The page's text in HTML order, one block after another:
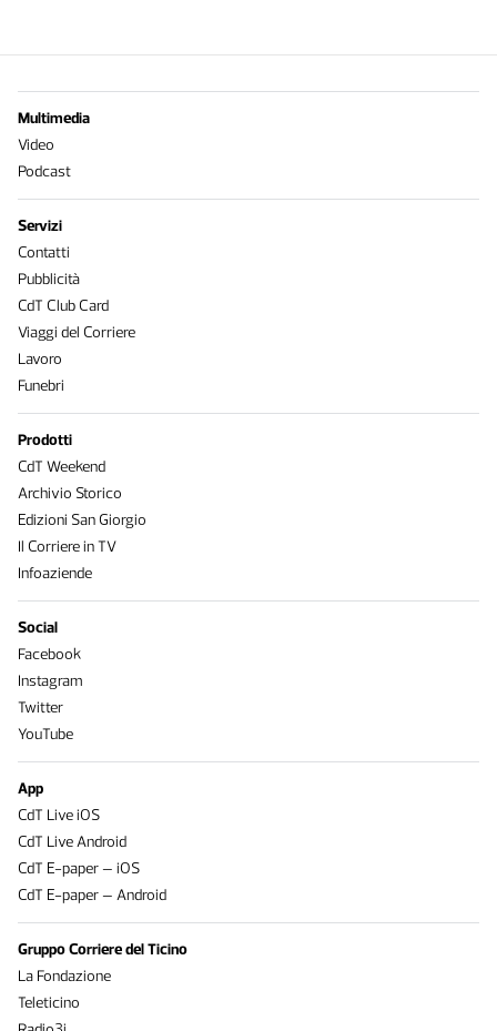
Multimedia
Video
Podcast
Servizi
Contatti
Pubblicità
CdT Club Card
Viaggi del Corriere
Lavoro
Funebri
Prodotti
CdT Weekend
Archivio Storico
Edizioni San Giorgio
Il Corriere in TV
Infoaziende
Social
Facebook
Instagram
Twitter
YouTube
App
CdT Live iOS
CdT Live Android
CdT E-paper – iOS
CdT E-paper – Android
Gruppo Corriere del Ticino
La Fondazione
Teleticino